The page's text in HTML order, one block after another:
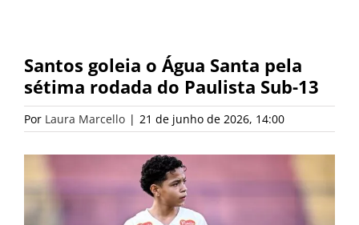
Santos goleia o Água Santa pela
sétima rodada do Paulista Sub-13
Por Laura Marcello | 21 de junho de 2026, 14:00